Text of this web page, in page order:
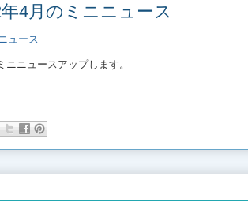
4月のミニニュース
ュース
ニュースアップします。